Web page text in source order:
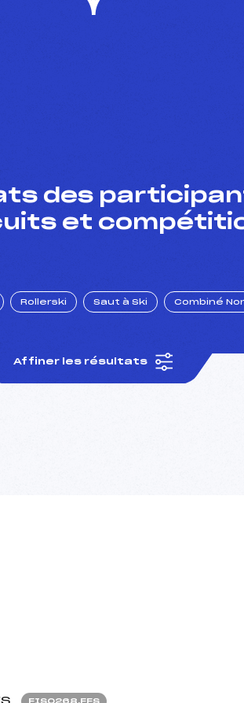
des
et
Rollerski Saut à Ski Combiné
Affiner les résultats
FIS0268.FFS